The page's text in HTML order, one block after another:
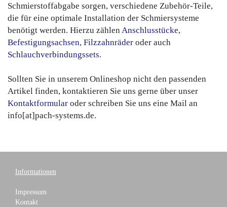
Schmierstoffabgabe sorgen, verschiedene Zubehör-Teile,
die für eine optimale Installation der Schmiersysteme
benötigt werden. Hierzu zählen Anschlusstücke,
Befestigungsachsen, Filzzahnräder oder auch
Schlauchverbindungssets.
Sollten Sie in unserem Onlineshop nicht den passenden
Artikel finden, kontaktieren Sie uns gerne über unser
Kontaktformular oder schreiben Sie uns eine Mail an
info[at]pach-systems.de.
Informationen
Impressum
Kontakt